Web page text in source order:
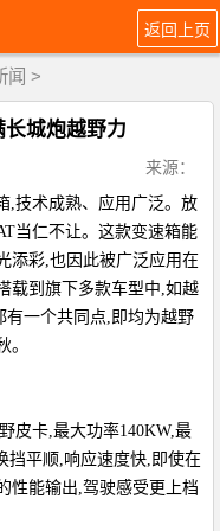
返回上页
闻 >
城炮越野力
来源：
,技术成熟、应用广泛。放
当仁不让。这款变速箱能
添彩,也因此被广泛应用在
载到旗下多款车型中,如越
有一个共同点,即均为越野
。
皮卡,最大功率140KW,最
挡平顺,响应速度快,即使在
性能输出,驾驶感受更上档